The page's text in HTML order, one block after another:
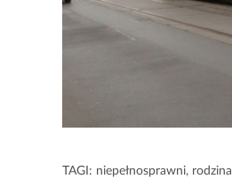
TAGI: niepełnosprawni, rodzina